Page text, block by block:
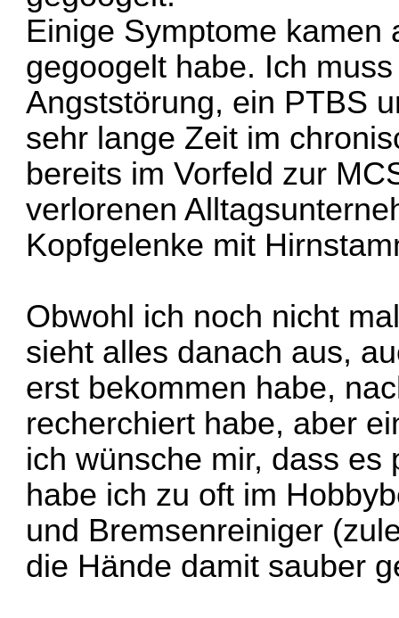
Einige Symptome kamen
gegoogelt habe. Ich
Angststörung, ein PTBS
sehr lange Zeit im
bereits im Vorfeld zur
verlorenen
Kopfgelenke mit
Obwohl ich noch nicht
sieht alles danach aus,
erst bekommen habe,
recherchiert habe, aber
ich wünsche mir, dass
habe ich zu oft im
und Bremsenreiniger
die Hände damit sauber